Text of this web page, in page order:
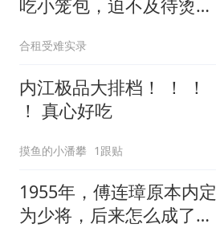
吃小笼包，迫不及待烫到
合租受难实录
内江极品大排档！ ！ ！
！ 真心好吃
摸鱼的小潘攀 1跟贴
1955年，傅连璋原本内定
为少将，后来怎么成了中